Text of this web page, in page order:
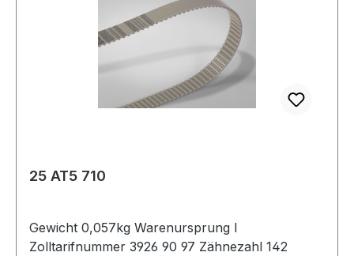
25 AT5 710
Gewicht 0,057kg Warenursprung I
Zolltarifnummer 3926 90 97 Zähnezahl 142